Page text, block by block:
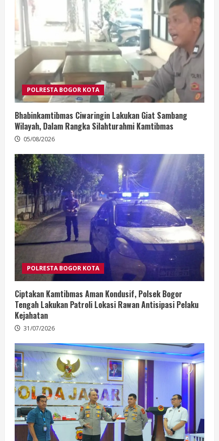
POLRESTA BOGOR KOTA
Bhabinkamtibmas Ciwaringin Lakukan Giat Sambang
Wilayah, Dalam Rangka Silahturahmi Kamtibmas
05/08/2026
POLRESTA BOGOR KOTA
Ciptakan Kamtibmas Aman Kondusif, Polsek Bogor
Tengah Lakukan Patroli Lokasi Rawan Antisipasi Pelaku
Kejahatan
31/07/2026